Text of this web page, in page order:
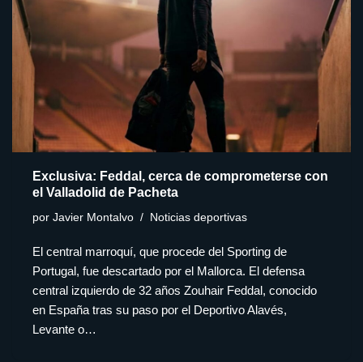
Exclusiva: Feddal, cerca de comprometerse con
el Valladolid de Pacheta
por Javier Montalvo Noticias deportivas
El central marroquí, que procede del Sporting de
Portugal, fue descartado por el Mallorca. El defensa
central izquierdo de 32 años Zouhair Feddal, conocido
en España tras su paso por el Deportivo Alavés,
Levante o…